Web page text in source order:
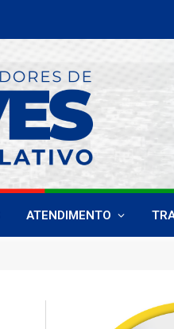
ATENDIMENTO